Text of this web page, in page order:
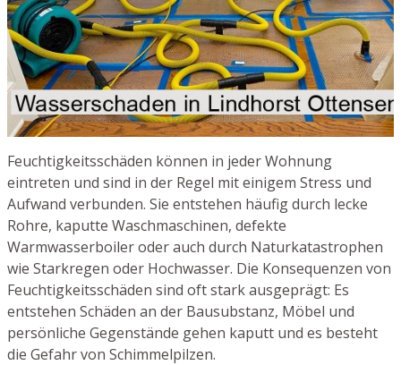
Feuchtigkeitsschäden können in jeder Wohnung
eintreten und sind in der Regel mit einigem Stress und
Aufwand verbunden. Sie entstehen häufig durch lecke
Rohre, kaputte Waschmaschinen, defekte
Warmwasserboiler oder auch durch Naturkatastrophen
wie Starkregen oder Hochwasser. Die Konsequenzen von
Feuchtigkeitsschäden sind oft stark ausgeprägt: Es
entstehen Schäden an der Bausubstanz, Möbel und
persönliche Gegenstände gehen kaputt und es besteht
die Gefahr von Schimmelpilzen.